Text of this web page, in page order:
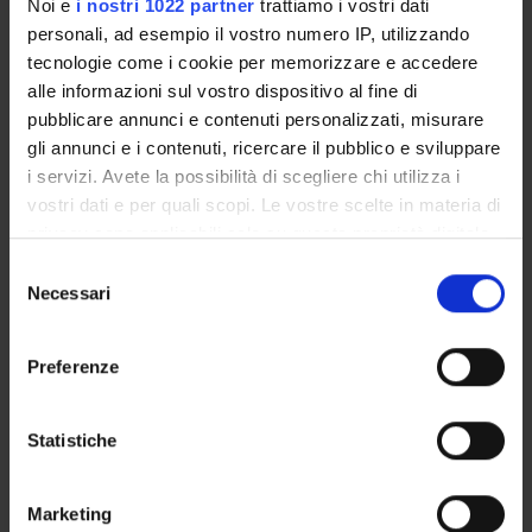
Noi e i nostri 1022 partner trattiamo i vostri dati
personali, ad esempio il vostro numero IP, utilizzando
tecnologie come i cookie per memorizzare e accedere
alle informazioni sul vostro dispositivo al fine di
pubblicare annunci e contenuti personalizzati, misurare
gli annunci e i contenuti, ricercare il pubblico e sviluppare
i servizi. Avete la possibilità di scegliere chi utilizza i
vostri dati e per quali scopi. Le vostre scelte in materia di
privacy sono applicabili solo su questa proprietà digitale
modificare o revocare il proprio consenso in qualsiasi
momento dalla Dichiarazione sui cookie o facendo clic
raccogliere informazioni sulla tua posizione
geografica, con un'approssimazione di qualche
Identificare il tuo dispositivo, scansionandolo
delNecessari
Preferenze
Statistiche
Marketing
Technical-administrative staff
Mannari Vanessa
Scholarship holder
Marletta Erica
Research Scholarship Holders
Martini Anna
Scholarship holder
Associate Professor